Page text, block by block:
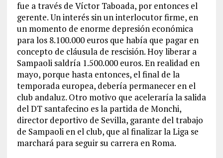
fue a través de Víctor Taboada, por entonces el
gerente. Un interés sin un interlocutor firme, en
un momento de enorme depresión económica
para los 8.100.000 euros que había que pagar en
concepto de cláusula de rescisión. Hoy liberar a
Sampaoli saldría 1.500.000 euros. En realidad en
mayo, porque hasta entonces, el final de la
temporada europea, debería permanecer en el
club andaluz. Otro motivo que aceleraría la salida
del DT santafecino es la partida de Monchi,
director deportivo de Sevilla, garante del trabajo
de Sampaoli en el club, que al finalizar la Liga se
marchará para seguir su carrera en Roma.